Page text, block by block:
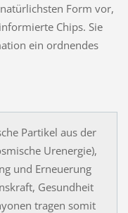
Form vor,
Chips. Sie
ein ordnendes
Partikel aus der
Urenergie),
und Erneuerung
Gesundheit
tragen somit